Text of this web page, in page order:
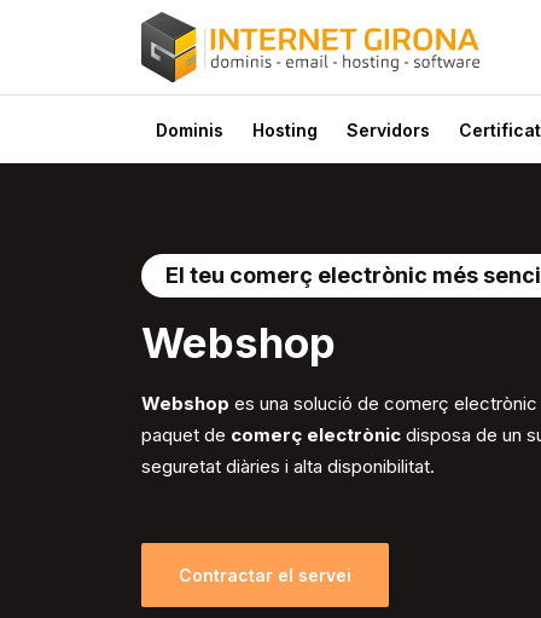
Dominis Hosting Servidors
Webshop
El teu comerç electrònic més
Webshop es una solució de comerç
paquet de comerç electrònic disposa de un
seguretat diàries i alta disponibilitat.
Contractar el servei